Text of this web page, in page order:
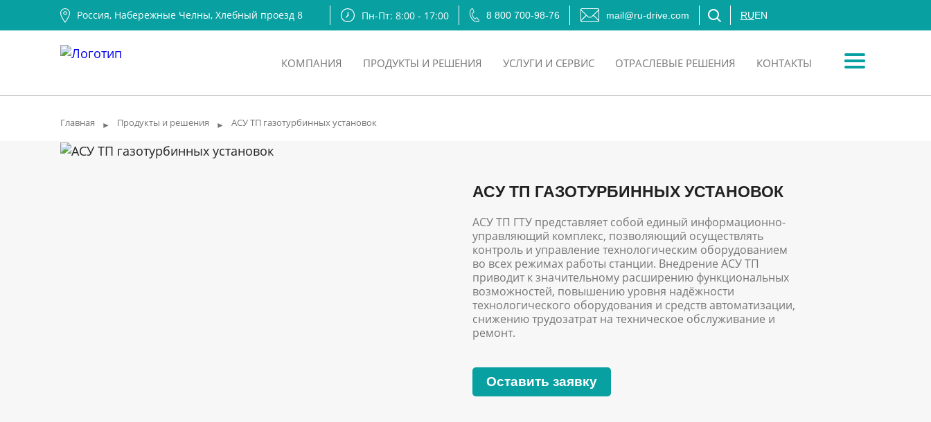
Россия, Набережные Челны, Хлебный проезд 8 Пн-Пт: 8:00 - 17:00 8 800 700-98-76 mail@ru-drive.com RUEN
КОМПАНИЯ ПРОДУКТЫ И РЕШЕНИЯ УСЛУГИ И СЕРВИС ОТРАСЛЕВЫЕ РЕШЕНИЯ КОНТАКТЫ
Главная ► Продукты и решения ► АСУ ТП газотурбинных установок
АСУ ТП ГАЗОТУРБИННЫХ УСТАНОВОК
АСУ ТП ГТУ представляет собой единый информационно-
управляющий комплекс, позволяющий осуществлять
контроль и управление технологическим оборудованием
во всех режимах работы станции. Внедрение АСУ ТП
приводит к значительному расширению функциональных
возможностей, повышению уровня надёжности
технологического оборудования и средств автоматизации,
снижению трудозатрат на техническое обслуживание и
ремонт.
Оставить заявку